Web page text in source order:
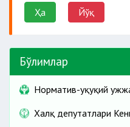
Ҳа Йўқ
Бўлимлар
Норматив-ҳуқуқий
Халқ депутатлари